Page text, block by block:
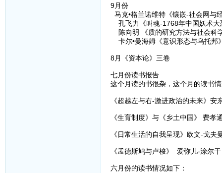
9月份
马克•格兰诺维特《镶嵌-社会网与
孔飞力《叫魂-1768年中国妖术大
陈向明 《质的研究方法与社会科
卡尔•曼海姆《意识形态与乌托邦
8月《资本论》三卷
七月份读书报告
这个月读的书很杂，这个月的读书
《超越左与右-激进政治的未来》安
《生育制度》与《乡土中国》 费孝
《日常生活的自我呈现》欧文-戈夫
《孟德斯鸠与卢梭》 爱弥儿-涂尔干
六月份的读书情况如下：